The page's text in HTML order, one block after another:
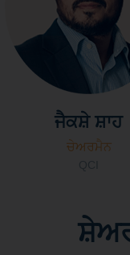
ਜੈਕਸ਼ੇ ਸ਼ਾਹ
ਚੇਅਰਮੈਨ